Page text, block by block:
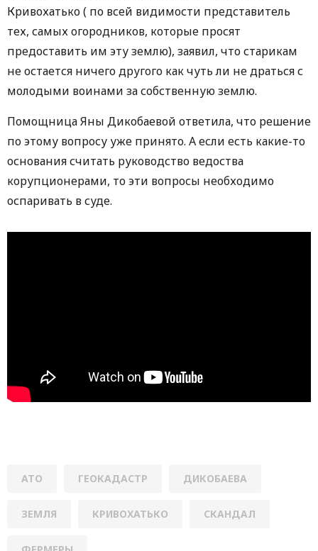
Кривохатько ( по всей видимости представитель
тех, самых огородников, которые просят
предоставить им эту землю), заявил, что старикам
не остается ничего другого как чуть ли не драться с
молодыми воинами за собственную землю.
Помощница Яны Дикобаевой ответила, что решение
по этому вопросу уже принято. А если есть какие-то
основания считать руководство ведоства
корупционерами, то эти вопросы необходимо
оспаривать в суде.
АТО ГЕОКАДАСТР ДИКОБАЕВА
ЗЕМЛЯ КРИВОХАТЬКО СКАНДАЛ